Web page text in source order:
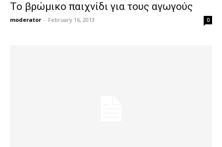
Το βρώμικο παιχνίδι για τους αγωγούς
moderator - February 16, 2013 0